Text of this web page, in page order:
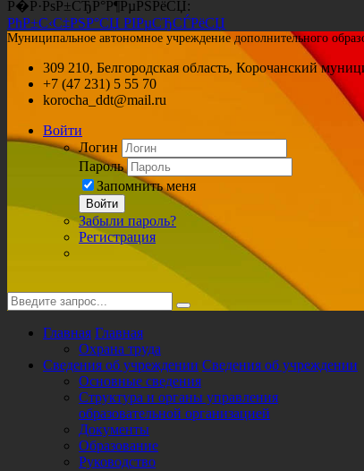
Р�Р·РѕР±СЂР°Р¶РµРЅРёСЏ:
РћР±С‹С‡РЅР°СЏ РІРµСЂСЃРёСЏ
Муниципальное автономное учреждение дополнительного
309 210, Белгородская область, Корочанский
+7 (47 231) 5 55 70
korocha_ddt@mail.ru
Войти
Логин
Пароль
Запомнить меня
Войти
Забыли пароль?
Регистрация
Главная Главная
Охрана труда
Сведения об учреждении Сведения об учреждении
Основные сведения
Структура и органы управления
образовательной организацией
Документы
Образование
Руководство